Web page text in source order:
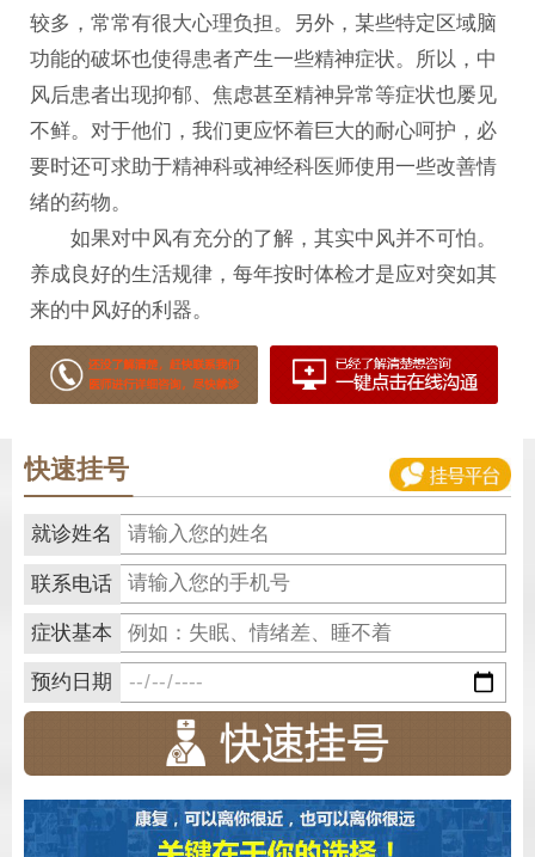
较多，常常有很大心理负担。另外，某些特定区域脑
功能的破坏也使得患者产生一些精神症状。所以，中
风后患者出现抑郁、焦虑甚至精神异常等症状也屡见
不鲜。对于他们，我们更应怀着巨大的耐心呵护，必
要时还可求助于精神科或神经科医师使用一些改善情
绪的药物。
如果对中风有充分的了解，其实中风并不可怕。
养成良好的生活规律，每年按时体检才是应对突如其
来的中风好的利器。
快速挂号
就诊姓名
联系电话
症状基本
预约日期